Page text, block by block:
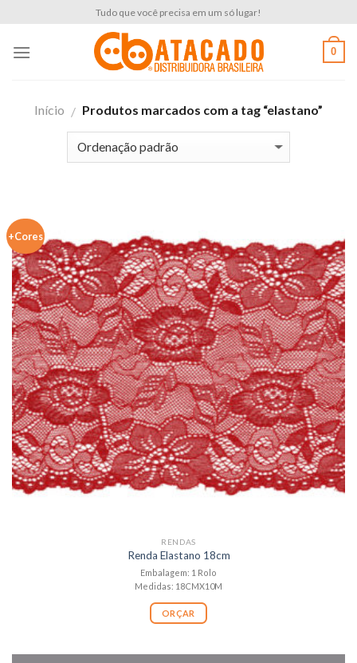
content
Tudo que você precisa em um só lugar!
0
Início / Produtos marcados com a tag “elastano”
+Cores
RENDAS
Renda Elastano 18cm
Embalagem: 1 Rolo
Medidas: 18CMX10M
ORÇAR